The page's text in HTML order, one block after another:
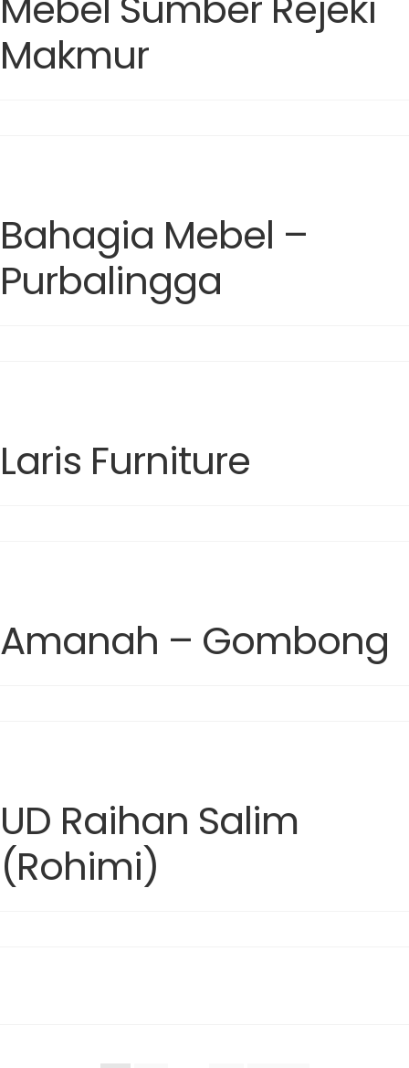
Makmur
Bahagia Mebel –
Purbalingga
Laris Furniture
Amanah – Gombong
UD Raihan Salim
(Rohimi)